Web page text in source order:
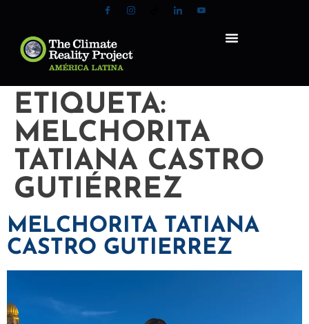
ETIQUETA:
MELCHORITA
TATIANA CASTRO
GUTIÉRREZ
MELCHORITA TATIANA
CASTRO GUTIERREZ